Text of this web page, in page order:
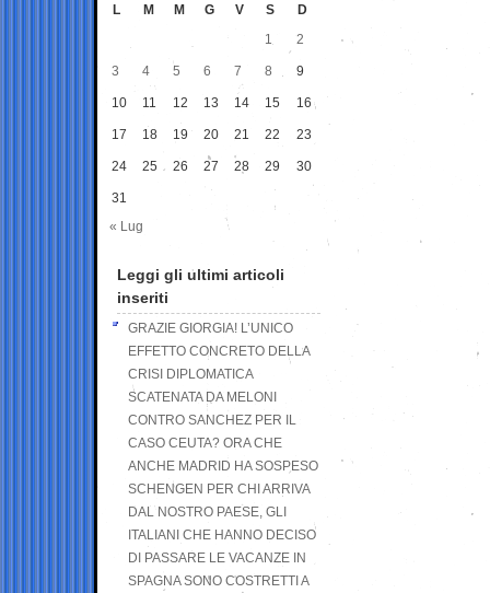
L M M G V S
D
1
2
3 4 5 6 7 8 9
10 11 12 13 14 15 16
17 18 19 20 21 22 23
24 25 26 27 28 29 30
31
« Lug
Leggi gli ultimi articoli
inseriti
GRAZIE GIORGIA! L’UNICO
EFFETTO CONCRETO DELLA
CRISI DIPLOMATICA
SCATENATA DA MELONI
CONTRO SANCHEZ PER IL
CASO CEUTA? ORA CHE
ANCHE MADRID HA SOSPESO
SCHENGEN PER CHI ARRIVA
DAL NOSTRO PAESE, GLI
ITALIANI CHE HANNO DECISO
DI PASSARE LE VACANZE IN
SPAGNA SONO COSTRETTI A